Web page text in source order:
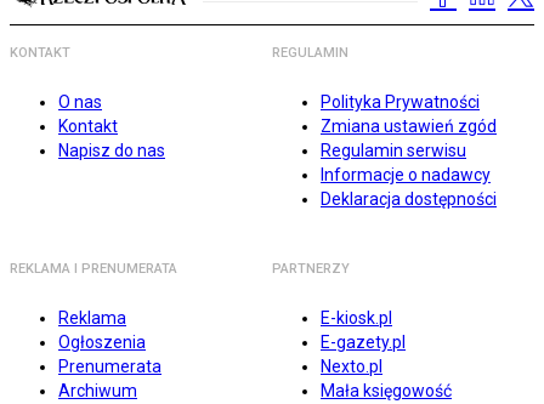
KONTAKT
O nas
Kontakt
Napisz do nas
REGULAMIN
Polityka Prywatności
Zmiana ustawień zgód
Regulamin serwisu
Informacje o nadawcy
Deklaracja dostępności
REKLAMA I PRENUMERATA
Reklama
Ogłoszenia
Prenumerata
Archiwum
PARTNERZY
E-kiosk.pl
E-gazety.pl
Nexto.pl
Mała księgowość